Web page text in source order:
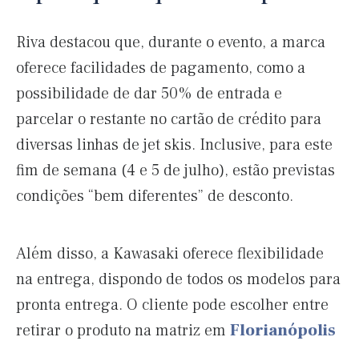
Riva destacou que, durante o evento, a marca
oferece facilidades de pagamento, como a
possibilidade de dar 50% de entrada e
parcelar o restante no cartão de crédito para
diversas linhas de jet skis. Inclusive, para este
fim de semana (4 e 5 de julho), estão previstas
condições “bem diferentes” de desconto.
Além disso, a Kawasaki oferece flexibilidade
na entrega, dispondo de todos os modelos para
pronta entrega. O cliente pode escolher entre
retirar o produto na matriz em Florianópolis